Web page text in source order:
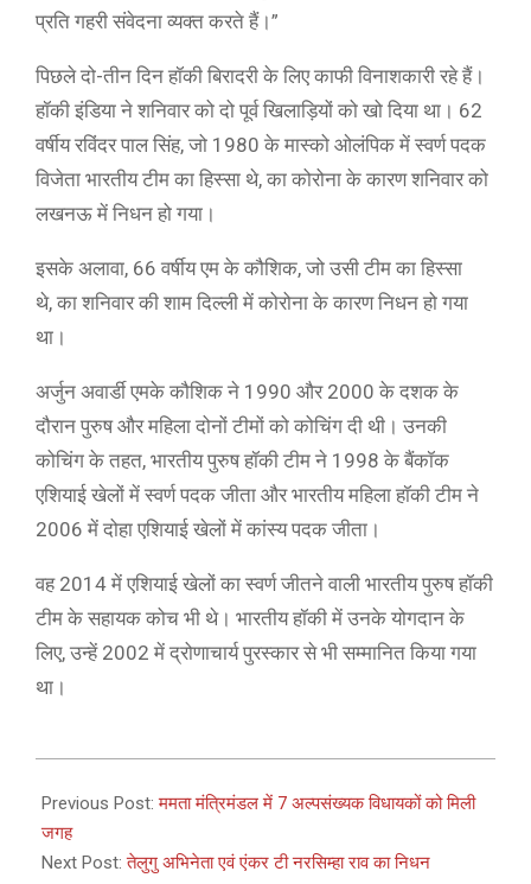
प्रति गहरी संवेदना व्यक्त करते हैं।”
पिछले दो-तीन दिन हॉकी बिरादरी के लिए काफी विनाशकारी रहे हैं।
हॉकी इंडिया ने शनिवार को दो पूर्व खिलाड़ियों को खो दिया था। 62
वर्षीय रविंदर पाल सिंह, जो 1980 के मास्को ओलंपिक में स्वर्ण पदक
विजेता भारतीय टीम का हिस्सा थे, का कोरोना के कारण शनिवार को
लखनऊ में निधन हो गया।
इसके अलावा, 66 वर्षीय एम के कौशिक, जो उसी टीम का हिस्सा
थे, का शनिवार की शाम दिल्ली में कोरोना के कारण निधन हो गया
था।
अर्जुन अवार्डी एमके कौशिक ने 1990 और 2000 के दशक के
दौरान पुरुष और महिला दोनों टीमों को कोचिंग दी थी। उनकी
कोचिंग के तहत, भारतीय पुरुष हॉकी टीम ने 1998 के बैंकॉक
एशियाई खेलों में स्वर्ण पदक जीता और भारतीय महिला हॉकी टीम ने
2006 में दोहा एशियाई खेलों में कांस्य पदक जीता।
वह 2014 में एशियाई खेलों का स्वर्ण जीतने वाली भारतीय पुरुष हॉकी
टीम के सहायक कोच भी थे। भारतीय हॉकी में उनके योगदान के
लिए, उन्हें 2002 में द्रोणाचार्य पुरस्कार से भी सम्मानित किया गया
था।
05-
10
Previous Post:ममता मंत्रिमंडल में 7 अल्पसंख्यक विधायकों को मिली
जगह
Next Post:तेलुगु अभिनेता एवं एंकर टी नरसिम्हा राव का निधन